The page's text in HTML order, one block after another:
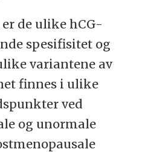
de ulike hCG-
spesifisitet og
variantene av
finnes i ulike
ved
og unormale